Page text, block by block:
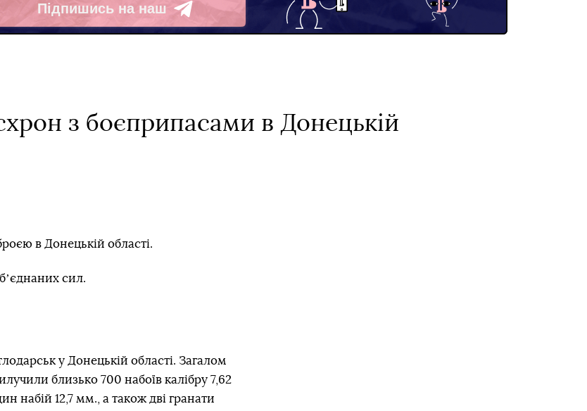
Підпишись на наш
Telegram
з боєприпасами в Донецькій
в Донецькій області.
сил.
у Донецькій області. Загалом
близько 700 набоїв калібру 7,62
набій 12,7 мм., а також дві гранати